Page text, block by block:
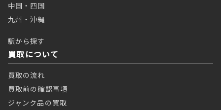
中国・四国
九州・沖縄
駅から探す
買取について
買取の流れ
買取前の確認事項
ジャンク品の買取